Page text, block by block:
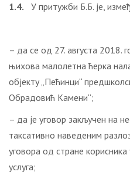
1.4. У притужби Б.Б. је,
– да се од 27. августа 2018.
њихова малолетна ћерка
објекту „Пећинци“
Обрадовић Камени“;
– да је уговор закључен на
таксативно наведеним
уговора од стране
услуга;